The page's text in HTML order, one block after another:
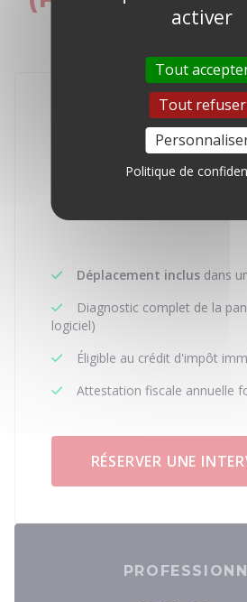
40€/
Déplacement inclus dans
Diagnostic complet de la
logiciel)
Éligible au crédit d'impôt
Attestation fiscale annuelle
RÉSERVER UNE
activer
Tout
Tout refuser
Politique de